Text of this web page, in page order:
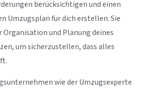
berücksichtigen und einen
Umzugsplan für dich erstellen. Sie
Organisation und Planung deines
um sicherzustellen, dass alles
wie der Umzugsexperte